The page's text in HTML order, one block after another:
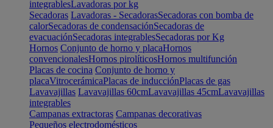
integrablesLavadoras por kg
Secadoras Lavadoras - SecadorasSecadoras con bomba de
calorSecadoras de condensaciónSecadoras de
evacuaciónSecadoras integrablesSecadoras por Kg
Hornos Conjunto de horno y placaHornos
convencionalesHornos pirolíticosHornos multifunción
Placas de cocina Conjunto de horno y
placaVitrocerámicaPlacas de inducciónPlacas de gas
Lavavajillas Lavavajillas 60cmLavavajillas 45cmLavavajillas
integrables
Campanas extractoras Campanas decorativas
Pequeños electrodomésticos